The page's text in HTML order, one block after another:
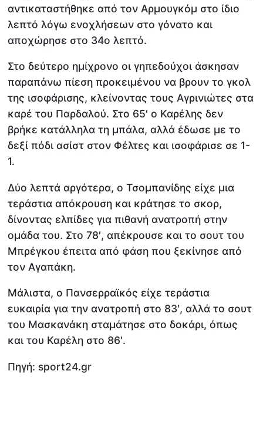
αντικαταστήθηκε από τον Αρμουγκόμ στο ίδιο
λεπτό λόγω ενοχλήσεων στο γόνατο και
αποχώρησε στο 34ο λεπτό.
Στο δεύτερο ημίχρονο οι γηπεδούχοι άσκησαν
παραπάνω πίεση προκειμένου να βρουν το γκολ
της ισοφάρισης, κλείνοντας τους Αγρινιώτες στα
καρέ του Παρδαλού. Στο 65′ ο Καρέλης δεν
βρήκε κατάλληλα τη μπάλα, αλλά έδωσε με το
δεξί πόδι ασίστ στον Φέλτες και ισοφάρισε σε 1-
1.
Δύο λεπτά αργότερα, ο Τσομπανίδης είχε μια
τεράστια απόκρουση και κράτησε το σκορ,
δίνοντας ελπίδες για πιθανή ανατροπή στην
ομάδα του. Στο 78′, απέκρουσε και το σουτ του
Μπρέγκου έπειτα από φάση που ξεκίνησε από
τον Αγαπάκη.
Μάλιστα, ο Πανσερραϊκός είχε τεράστια
ευκαιρία για την ανατροπή στο 83′, αλλά το σουτ
του Μασκανάκη σταμάτησε στο δοκάρι, όπως
και του Καρέλη στο 86′.
Πηγή: sport24.gr